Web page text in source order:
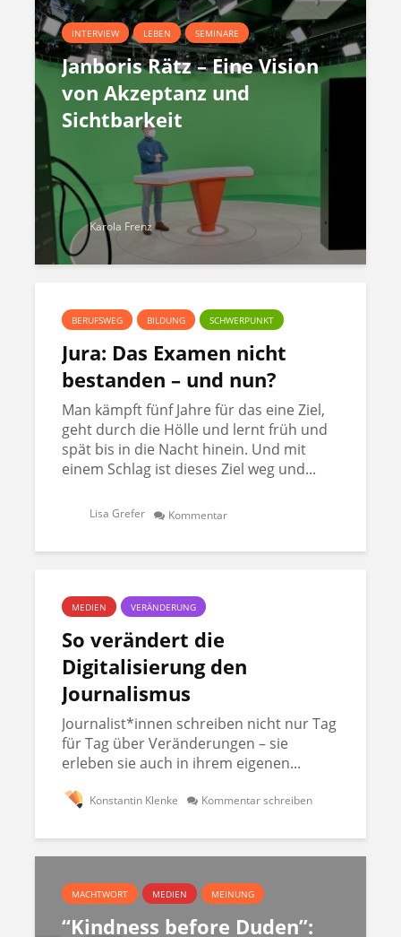
INTERVIEW LEBEN SEMINARE
Janboris Rätz – Eine Vision
von Akzeptanz und
Sichtbarkeit
Karola Frenz
BERUFSWEG BILDUNG SCHWERPUNKT
Jura: Das Examen nicht
bestanden – und nun?
Man kämpft fünf Jahre für das eine Ziel,
geht durch die Hölle und lernt früh und
spät bis in die Nacht hinein. Und mit
einem Schlag ist dieses Ziel weg und...
Lisa Grefer Kommentar
MEDIEN VERÄNDERUNG
So verändert die
Digitalisierung den
Journalismus
Journalist*innen schreiben nicht nur Tag
für Tag über Veränderungen – sie
erleben sie auch in ihrem eigenen...
Konstantin Klenke Kommentar schreiben
MACHTWORT MEDIEN MEINUNG
“Kindness before Duden”: